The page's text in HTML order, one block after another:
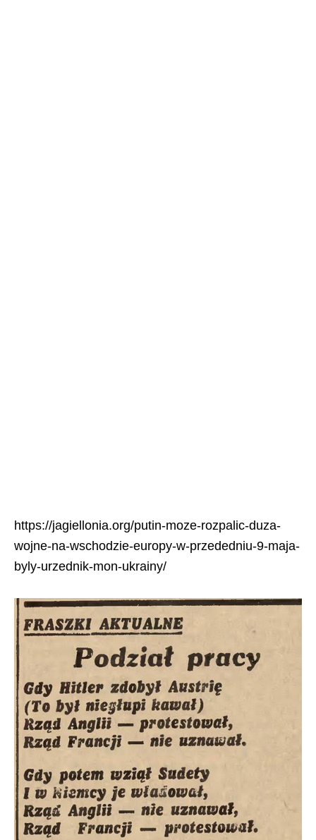
https://jagiellonia.org/putin-moze-rozpalic-duza-
wojne-na-wschodzie-europy-w-przededniu-9-maja-
byly-urzednik-mon-ukrainy/